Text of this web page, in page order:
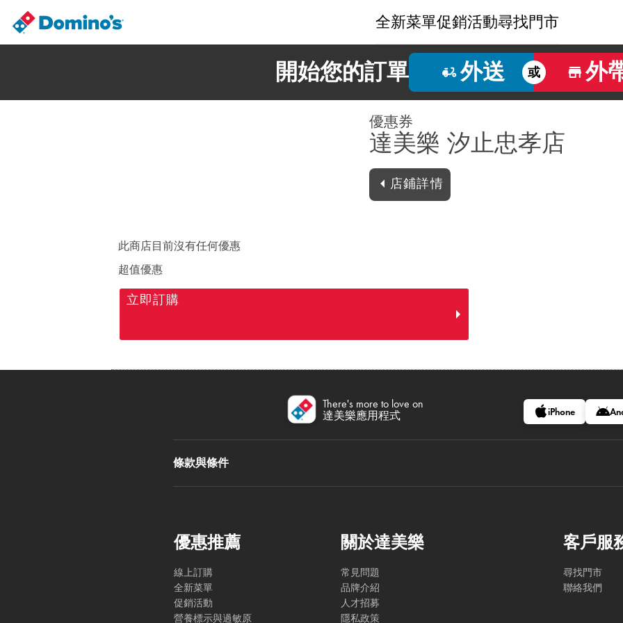
全新菜單促銷活動尋找門市
開始您的訂單 外送 或 外
優惠券
達美樂 汐止忠孝店
店鋪詳情
此商店目前沒有任何優惠
超值優惠
立即訂購
There's more to love on
達美樂應用程式
iPhone
條款與條件
優惠推薦
線上訂購
全新菜單
促銷活動
營養標示與過敏原
關於達美樂
常見問題
品牌介紹
人才招募
隱私政策
客戶服
尋找門市
聯絡我們